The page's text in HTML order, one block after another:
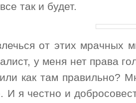
так и будет.
от этих мрачных
у меня нет права
как там правильно?
И я честно и